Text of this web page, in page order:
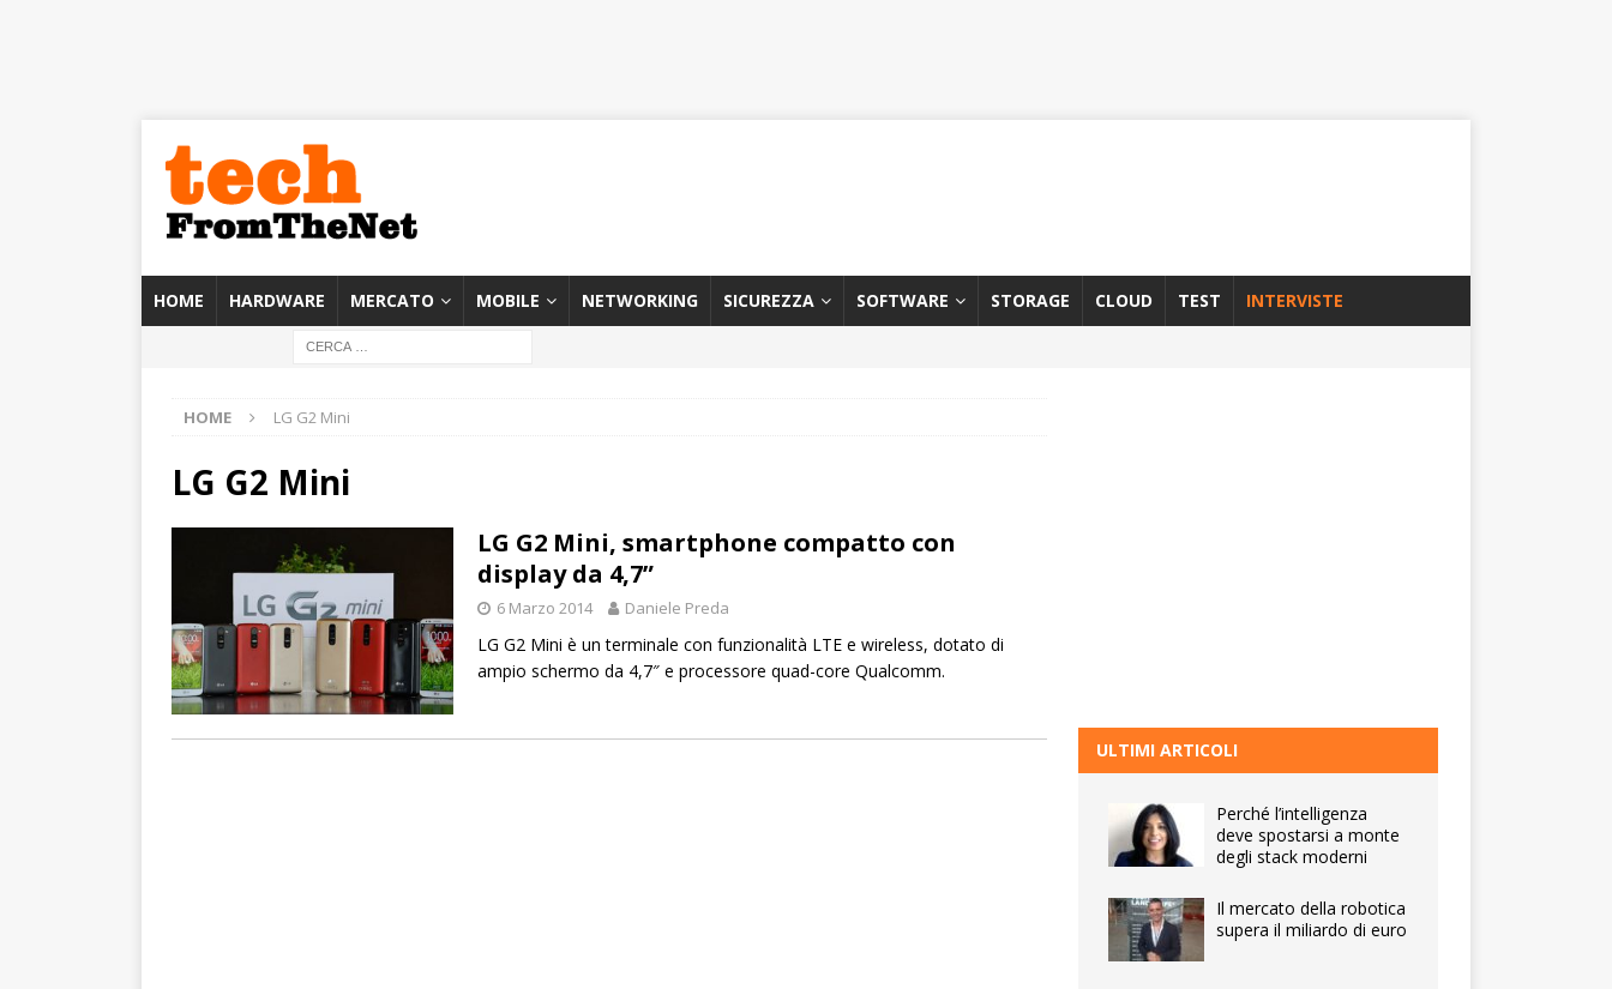
HOME HARDWARE MERCATO MOBILE NETWORKING SICUREZZA SOFTWARE STORAGE CLOUD TEST INTERVISTE
HOME LG G2 Mini
LG G2 Mini
LG G2 Mini, smartphone compatto con
display da 4,7”
6 Marzo 2014 Daniele Preda
LG G2 Mini è un terminale con funzionalità LTE e wireless, dotato di
ampio schermo da 4,7″ e processore quad-core Qualcomm.
ULTIMI ARTICOLI
Perché l’intelligenza
deve spostarsi a monte
degli stack moderni
Il mercato della robotica
supera il miliardo di euro